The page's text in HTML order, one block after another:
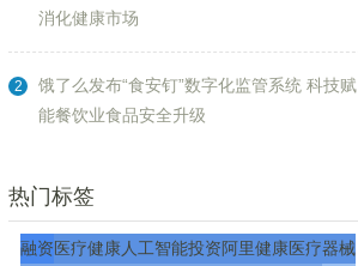
消化健康市场
2
饿了么发布“食安钉”数字化监管系统 科技赋
能餐饮业食品安全升级
热门标签
融资医疗健康人工智能投资阿里健康医疗器械